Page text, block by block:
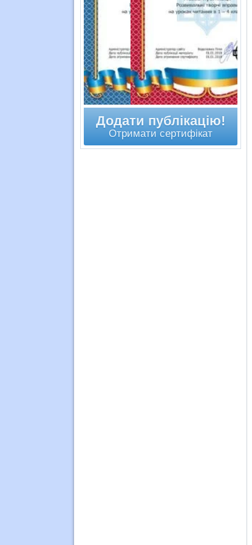
Додати публікацію!
Отримати сертифікат